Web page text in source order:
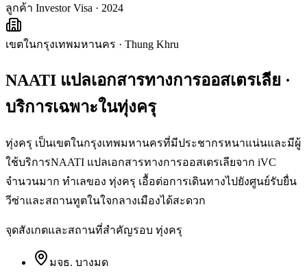
ลูกค้า Investor Visa · 2024
เขตในกรุงเทพมหานคร · Thung Khru
NAATI แปลเอกสารทางการออสเตรเลีย ·
บริการเฉพาะในทุ่งครุ
ทุ่งครุ เป็นเขตในกรุงเทพมหานครที่มีประชากรหนาแน่นและมีผู้
ใช้บริการNAATI แปลเอกสารทางการออสเตรเลียจาก iVC
จำนวนมาก ทำเลของ ทุ่งครุ เอื้อต่อการเดินทางไปยังศูนย์รับยื่น
วีซ่าและสถานทูตในใจกลางเมืองได้สะดวก
จุดสังเกตและสถานที่สำคัญรอบ ทุ่งครุ
มจธ. บางมด